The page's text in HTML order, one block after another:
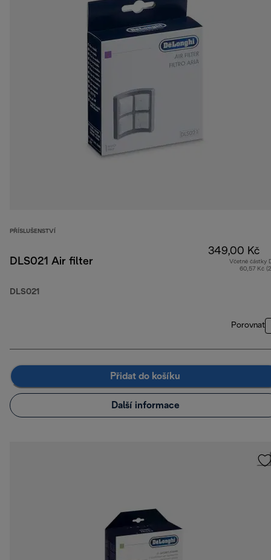
PŘÍSLUŠENSTVÍ
DLS021 Air filter
DLS021
349,00 Kč
Včetně částky
60,57 Kč
Porovnat
Přidat do košíku
Další informace